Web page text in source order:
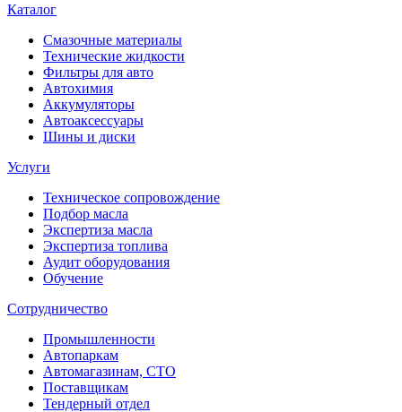
Каталог
Смазочные материалы
Технические жидкости
Фильтры для авто
Автохимия
Аккумуляторы
Автоаксессуары
Шины и диски
Услуги
Техническое сопровождение
Подбор масла
Экспертиза масла
Экспертиза топлива
Аудит оборудования
Обучение
Сотрудничество
Промышленности
Автопаркам
Автомагазинам, СТО
Поставщикам
Тендерный отдел